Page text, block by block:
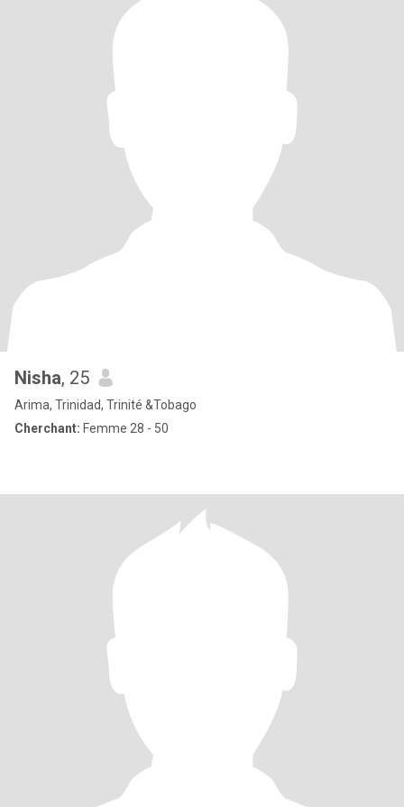
Nisha, 25
Arima, Trinidad, Trinité &Tobago
Cherchant: Femme 28 - 50